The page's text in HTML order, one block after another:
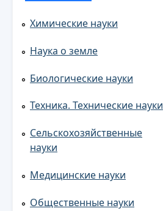
Химические науки
Наука о земле
Биологические науки
Техника. Технические науки
Сельскохозяйственные
науки
Медицинские науки
Общественные науки